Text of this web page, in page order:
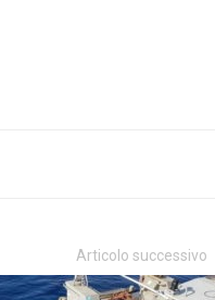
Articolo successivo